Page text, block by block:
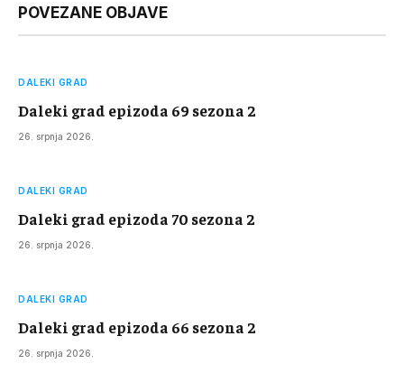
POVEZANE OBJAVE
DALEKI GRAD
Daleki grad epizoda 69 sezona 2
26. srpnja 2026.
DALEKI GRAD
Daleki grad epizoda 70 sezona 2
26. srpnja 2026.
DALEKI GRAD
Daleki grad epizoda 66 sezona 2
26. srpnja 2026.